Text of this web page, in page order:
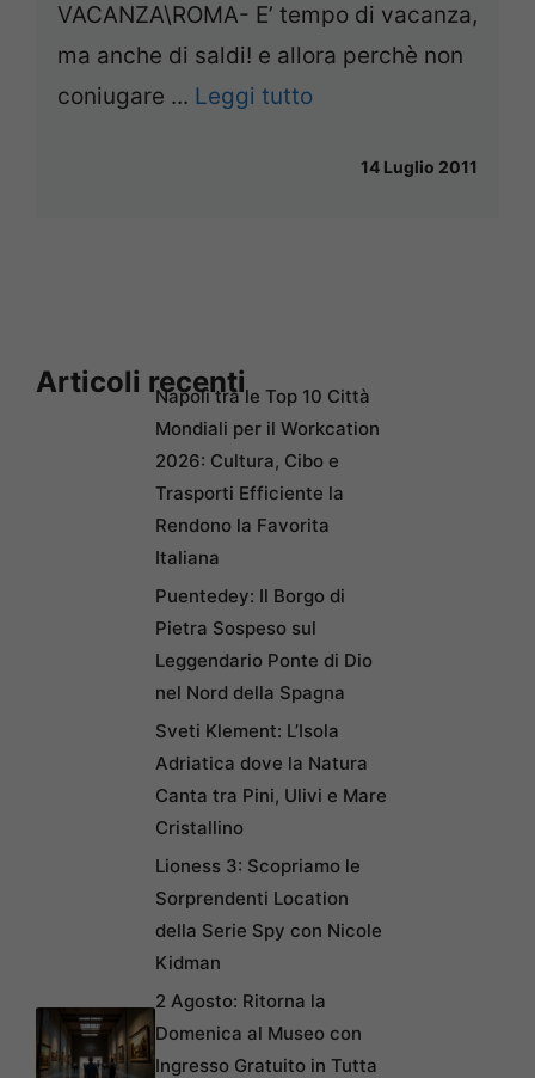
VACANZA\ROMA- E’ tempo di vacanza,
ma anche di saldi! e allora perchè non
coniugare ... Leggi tutto
14 Luglio 2011
Articoli recentiNapoli tra le Top 10 Città
Mondiali per il Workcation
2026: Cultura, Cibo e
Trasporti Efficiente la
Rendono la Favorita
Italiana
Puentedey: Il Borgo di
Pietra Sospeso sul
Leggendario Ponte di Dio
nel Nord della Spagna
Sveti Klement: L’Isola
Adriatica dove la Natura
Canta tra Pini, Ulivi e Mare
Cristallino
Lioness 3: Scopriamo le
Sorprendenti Location
della Serie Spy con Nicole
Kidman
2 Agosto: Ritorna la
Domenica al Museo con
Ingresso Gratuito in Tutta